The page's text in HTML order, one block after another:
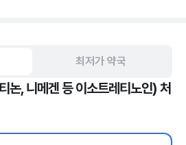
최저가 약국
논, 니메겐 등 이소트레티노인) 처